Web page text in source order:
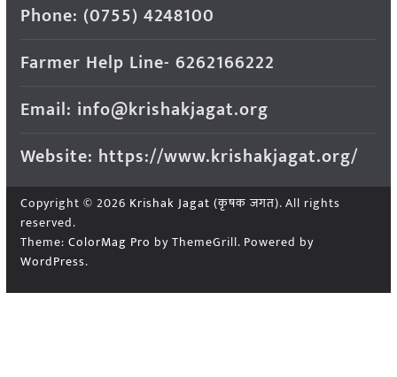
Phone: (0755) 4248100
Farmer Help Line- 6262166222
Email: info@krishakjagat.org
Website: https://www.krishakjagat.org/
Copyright © 2026 Krishak Jagat (कृषक जगत). All rights
reserved.
Theme: ColorMag Pro by ThemeGrill. Powered by
WordPress.